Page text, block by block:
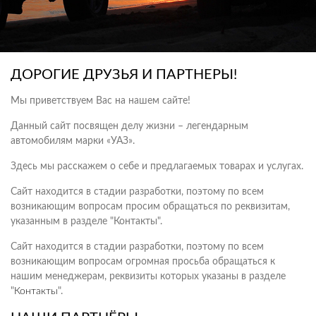
ДОРОГИЕ ДРУЗЬЯ И ПАРТНЕРЫ!
Мы приветствуем Вас на нашем сайте!
Данный сайт посвящен делу жизни – легендарным
автомобилям марки «УАЗ».
Здесь мы расскажем о себе и предлагаемых товарах и услугах.
Сайт находится в стадии разработки, поэтому по всем
возникающим вопросам просим обращаться по реквизитам,
указанным в разделе "Контакты".
Сайт находится в стадии разработки, поэтому по всем
возникающим вопросам огромная просьба обращаться к
нашим менеджерам, реквизиты которых указаны в разделе
"Контакты".